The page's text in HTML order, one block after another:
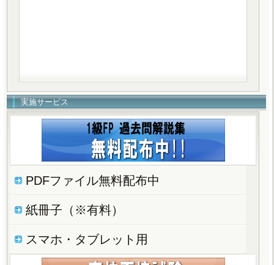
実施サービス
PDFファイル無料配布中
紙冊子（※有料）
スマホ・タブレット用